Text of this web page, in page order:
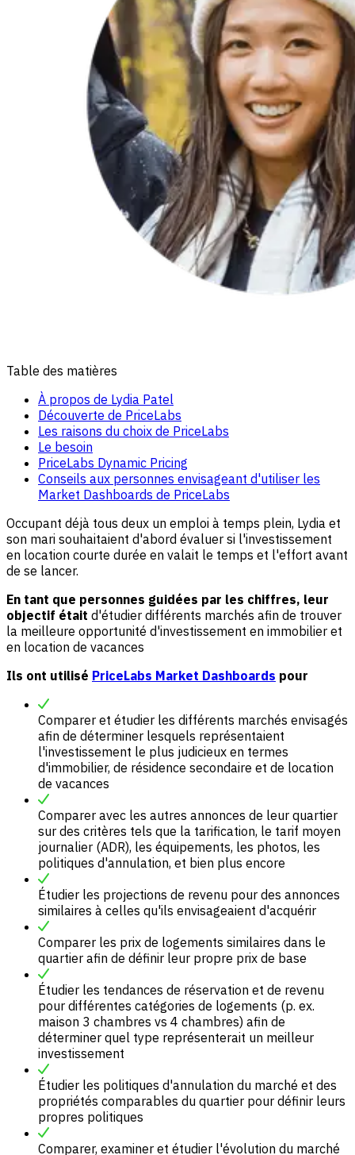
Table des matières
À propos de Lydia Patel
Découverte de PriceLabs
Les raisons du choix de PriceLabs
Le besoin
PriceLabs Dynamic Pricing
Conseils aux personnes envisageant d'utiliser les
Market Dashboards de PriceLabs
Occupant déjà tous deux un emploi à temps plein, Lydia et
son mari souhaitaient d'abord évaluer si l'investissement
en location courte durée en valait le temps et l'effort avant
de se lancer.
En tant que personnes guidées par les chiffres, leur
objectif était d'étudier différents marchés afin de trouver
la meilleure opportunité d'investissement en immobilier et
en location de vacances
Ils ont utilisé PriceLabs Market Dashboards pour
Comparer et étudier les différents marchés envisagés
afin de déterminer lesquels représentaient
l'investissement le plus judicieux en termes
d'immobilier, de résidence secondaire et de location
de vacances
Comparer avec les autres annonces de leur quartier
sur des critères tels que la tarification, le tarif moyen
journalier (ADR), les équipements, les photos, les
politiques d'annulation, et bien plus encore
Étudier les projections de revenu pour des annonces
similaires à celles qu'ils envisageaient d'acquérir
Comparer les prix de logements similaires dans le
quartier afin de définir leur propre prix de base
Étudier les tendances de réservation et de revenu
pour différentes catégories de logements (p. ex.
maison 3 chambres vs 4 chambres) afin de
déterminer quel type représenterait un meilleur
investissement
Étudier les politiques d'annulation du marché et des
propriétés comparables du quartier pour définir leurs
propres politiques
Comparer, examiner et étudier l'évolution du marché